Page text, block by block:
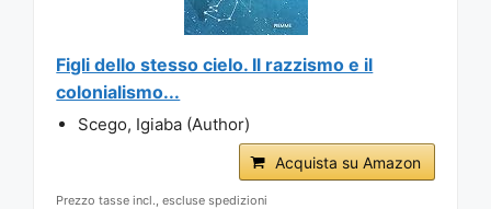
Figli dello stesso cielo. Il razzismo e il
colonialismo...
Scego, Igiaba (Author)
Acquista su Amazon
Prezzo tasse incl., escluse spedizioni